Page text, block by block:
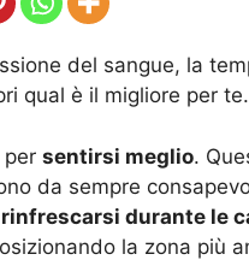
del sangue, la
qual è il migliore per te.
per sentirsi meglio.
da sempre
rinfrescarsi durante le
la zona più